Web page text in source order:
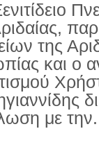
της
και ο
με